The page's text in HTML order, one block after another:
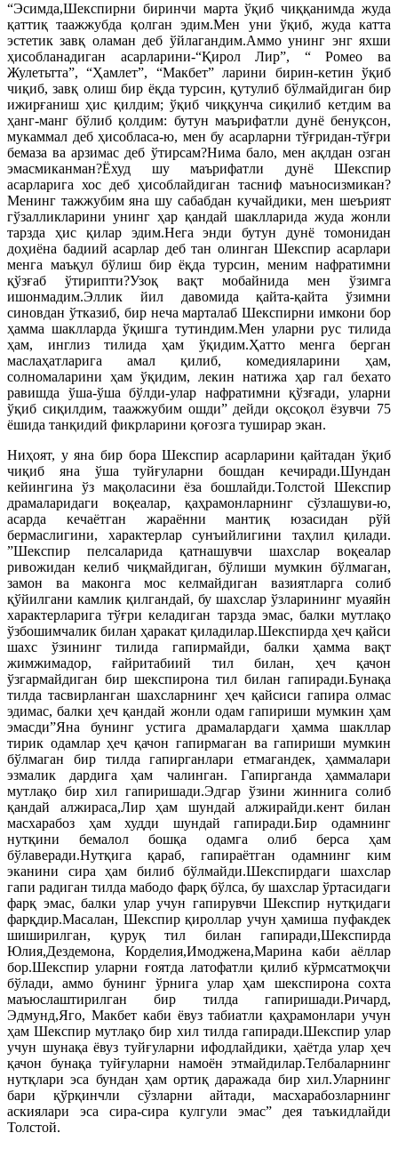
“Эсимда,Шекспирни биринчи марта ўқиб чиққанимда жуда
қаттиқ таажжубда қолган эдим.Мен уни ўқиб, жуда катта
эстетик завқ оламан деб ўйлагандим.Аммо унинг энг яхши
ҳисобланадиган асарларини-“Қирол Лир”, “ Ромео ва
Жулетьтта”, “Ҳамлет”, “Макбет” ларини бирин-кетин ўқиб
чиқиб, завқ олиш бир ёқда турсин, қутулиб бўлмайдиган бир
ижирғаниш ҳис қилдим; ўқиб чиққунча сиқилиб кетдим ва
ҳанг-манг бўлиб қолдим: бутун маърифатли дунё бенуқсон,
мукаммал деб ҳисобласа-ю, мен бу асарларни тўғридан-тўғри
бемаза ва арзимас деб ўтирсам?Нима бало, мен ақлдан озган
эмасмиканман?Ёхуд шу маърифатли дунё Шекспир
асарларига хос деб ҳисоблайдиган тасниф маъносизмикан?
Менинг тажжубим яна шу сабабдан кучайдики, мен шеърият
гўзалликларини унинг ҳар қандай шаклларида жуда жонли
тарзда ҳис қилар эдим.Нега энди бутун дунё томонидан
доҳиёна бадиий асарлар деб тан олинган Шекспир асарлари
менга маъқул бўлиш бир ёқда турсин, меним нафратимни
қўзғаб ўтирипти?Узоқ вақт мобайнида мен ўзимга
ишонмадим.Эллик йил давомида қайта-қайта ўзимни
синовдан ўтказиб, бир неча марталаб Шекспирни имкони бор
ҳамма шаклларда ўқишга тутиндим.Мен уларни рус тилида
ҳам, инглиз тилида ҳам ўқидим.Ҳатто менга берган
маслаҳатларига амал қилиб, комедияларини ҳам,
солномаларини ҳам ўқидим, лекин натижа ҳар гал бехато
равишда ўша-ўша бўлди-улар нафратимни қўзғади, уларни
ўқиб сиқилдим, таажжубим ошди” дейди оқсоқол ёзувчи 75
ёшида танқидий фикрларини қоғозга туширар экан.
Ниҳоят, у яна бир бора Шекспир асарларини қайтадан ўқиб
чиқиб яна ўша туйғуларни бошдан кечиради.Шундан
кейингина ўз мақоласини ёза бошлайди.Толстой Шекспир
драмаларидаги воқеалар, қаҳрамонларнинг сўзлашуви-ю,
асарда кечаётган жараённи мантиқ юзасидан рўй
бермаслигини, характерлар сунъийлигини таҳлил қилади.
”Шекспир пелсаларида қатнашувчи шахслар воқеалар
ривожидан келиб чиқмайдиган, бўлиши мумкин бўлмаган,
замон ва маконга мос келмайдиган вазиятларга солиб
қўйилгани камлик қилгандай, бу шахслар ўзларининг муаяйн
характерларига тўғри келадиган тарзда эмас, балки мутлақо
ўзбошимчалик билан ҳаракат қиладилар.Шекспирда ҳеч қайси
шахс ўзининг тилида гапирмайди, балки ҳамма вақт
жимжимадор, ғайритабиий тил билан, ҳеч қачон
ўзгармайдиган бир шекспирона тил билан гапиради.Бунақа
тилда тасвирланган шахсларнинг ҳеч қайсиси гапира олмас
эдимас, балки ҳеч қандай жонли одам гапириши мумкин ҳам
эмасди”Яна бунинг устига драмалардаги ҳамма шакллар
тирик одамлар ҳеч қачон гапирмаган ва гапириши мумкин
бўлмаган бир тилда гапирганлари етмагандек, ҳаммалари
эзмалик дардига ҳам чалинган. Гапирганда ҳаммалари
мутлақо бир хил гапиришади.Эдгар ўзини жиннига солиб
қандай алжираса,Лир ҳам шундай алжирайди.кент билан
масхарабоз ҳам худди шундай гапиради.Бир одамнинг
нутқини бемалол бошқа одамга олиб берса ҳам
бўлаверади.Нутқига қараб, гапираётган одамнинг ким
эканини сира ҳам билиб бўлмайди.Шекспирдаги шахслар
гапи радиган тилда мабодо фарқ бўлса, бу шахслар ўртасидаги
фарқ эмас, балки улар учун гапирувчи Шекспир нутқидаги
фарқдир.Масалан, Шекспир қироллар учун ҳамиша пуфакдек
шиширилган, қуруқ тил билан гапиради,Шекспирда
Юлия,Дездемона, Корделия,Имоджена,Марина каби аёллар
бор.Шекспир уларни ғоятда латофатли қилиб кўрмсатмоқчи
бўлади, аммо бунинг ўрнига улар ҳам шекспирона сохта
маъюслаштирилган бир тилда гапиришади.Ричард,
Эдмунд,Яго, Макбет каби ёвуз табиатли қаҳрамонлари учун
ҳам Шекспир мутлақо бир хил тилда гапиради.Шекспир улар
учун шунақа ёвуз туйғуларни ифодлайдики, ҳаётда улар ҳеч
қачон бунақа туйғуларни намоён этмайдилар.Телбаларнинг
нутқлари эса бундан ҳам ортиқ даражада бир хил.Уларнинг
бари қўрқинчли сўзларни айтади, масхарабозларнинг
аскиялари эса сира-сира кулгули эмас” дея таъкидлайди
Толстой.